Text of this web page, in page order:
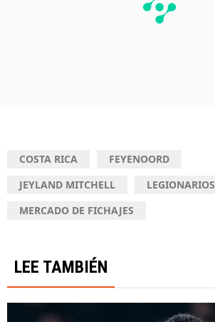
COSTA RICA
FEYENOORD
JEYLAND MITCHELL
LEGIONARIOS
MERCADO DE FICHAJES
LEE TAMBIÉN